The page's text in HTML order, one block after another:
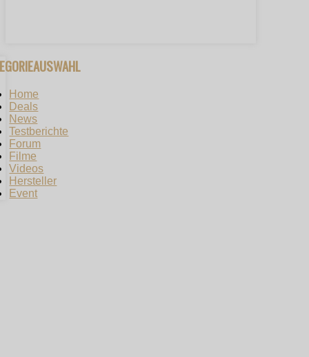
Home
Deals
News
Testberichte
Forum
Filme
Videos
Hersteller
Event